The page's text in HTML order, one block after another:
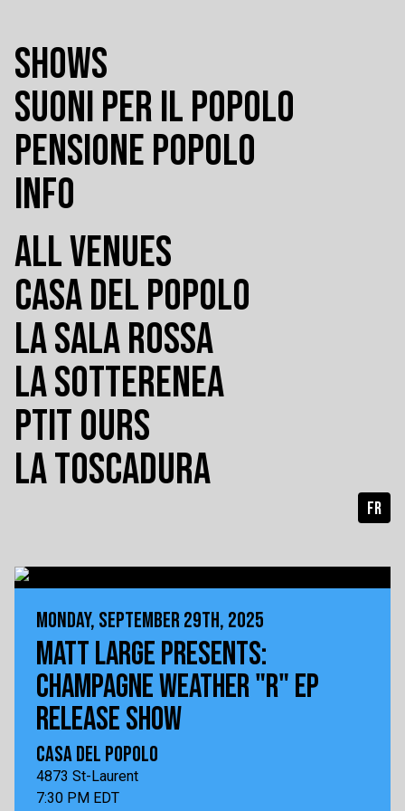
SHOWS
SUONI PER IL POPOLO
PENSIONE POPOLO
INFO
ALL VENUES
CASA DEL POPOLO
LA SALA ROSSA
LA SOTTERENEA
PTIT OURS
LA TOSCADURA
FR
MONDAY, SEPTEMBER 29TH, 2025
MATT LARGE PRESENTS:
CHAMPAGNE WEATHER "R" EP
RELEASE SHOW
CASA DEL POPOLO
4873 St-Laurent
7:30 PM EDT